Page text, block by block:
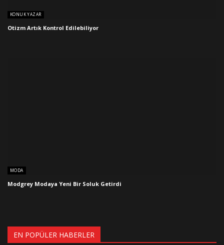
KONUK YAZAR
Otizm Artık Kontrol Edilebiliyor
MODA
Modgrey Modaya Yeni Bir Soluk Getirdi
EN POPÜLER HABERLER